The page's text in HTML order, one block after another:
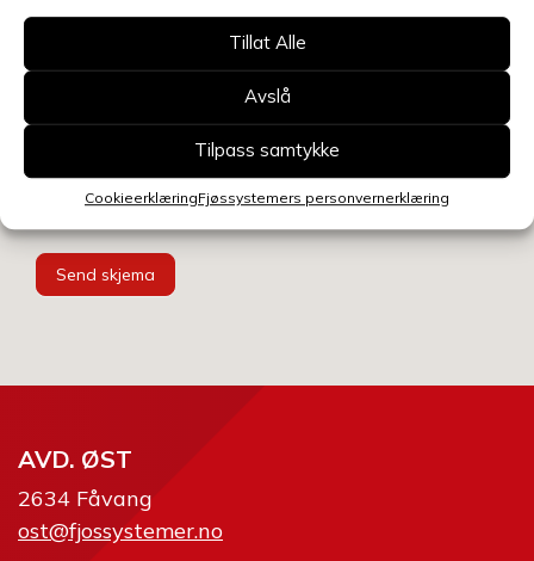
Tillat Alle
Avslå
Tilpass samtykke
CookieerklæringFjøssystemers personvernerklæring
Henvendelsen gjelder
Velg avdeling
Send skjema
AVD. ØST
2634 Fåvang
ost@fjossystemer.no